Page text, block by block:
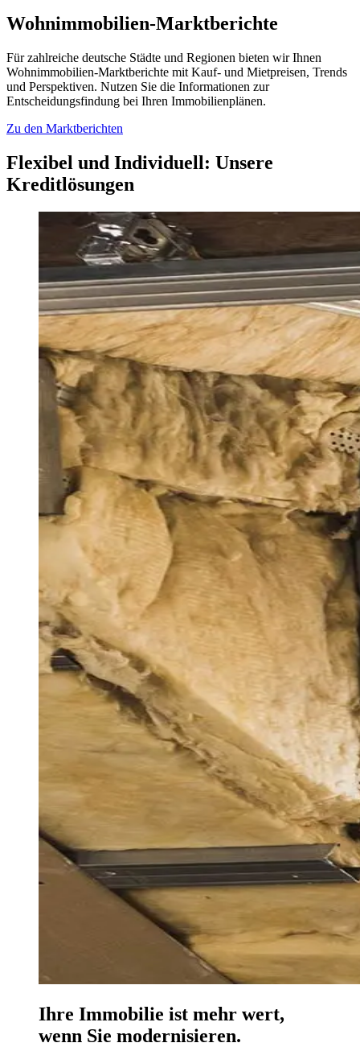
Wohnimmobilien-Marktberichte
Für zahlreiche deutsche Städte und Regionen bieten wir Ihnen
Wohnimmobilien-Marktberichte mit Kauf- und Mietpreisen, Trends
und Perspektiven. Nutzen Sie die Informationen zur
Entscheidungsfindung bei Ihren Immobilienplänen.
Zu den Marktberichten
Flexibel und Individuell: Unsere
Kreditlösungen
Ihre Immobilie ist mehr wert,
wenn Sie modernisieren.